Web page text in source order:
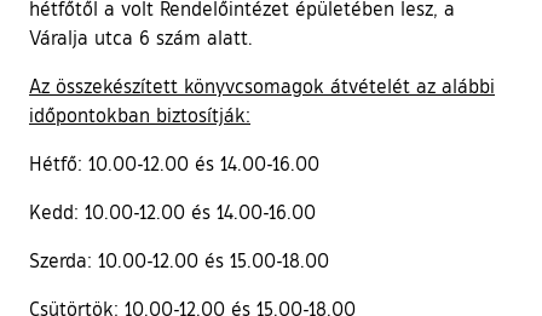
hétfőtől a volt Rendelőintézet épületében lesz, a
Váralja utca 6 szám alatt.
Az összekészített könyvcsomagok átvételét az alábbi
időpontokban biztosítják:
Hétfő: 10.00-12.00 és 14.00-16.00
Kedd: 10.00-12.00 és 14.00-16.00
Szerda: 10.00-12.00 és 15.00-18.00
Csütörtök: 10.00-12.00 és 15.00-18.00